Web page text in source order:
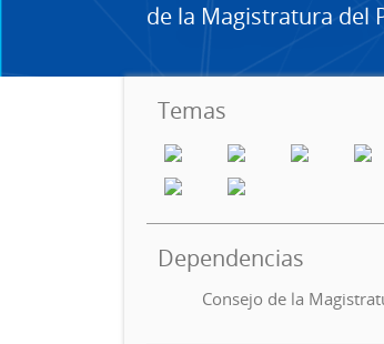
de la Magistratura del
Temas
Dependencias
Consejo de la